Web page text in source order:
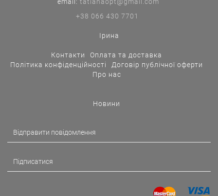
+38 066 430 7701
Ірина
Контакти
Оплата та доставка
Політика конфіденційності
Договір публічної оферти
Про нас
Новини